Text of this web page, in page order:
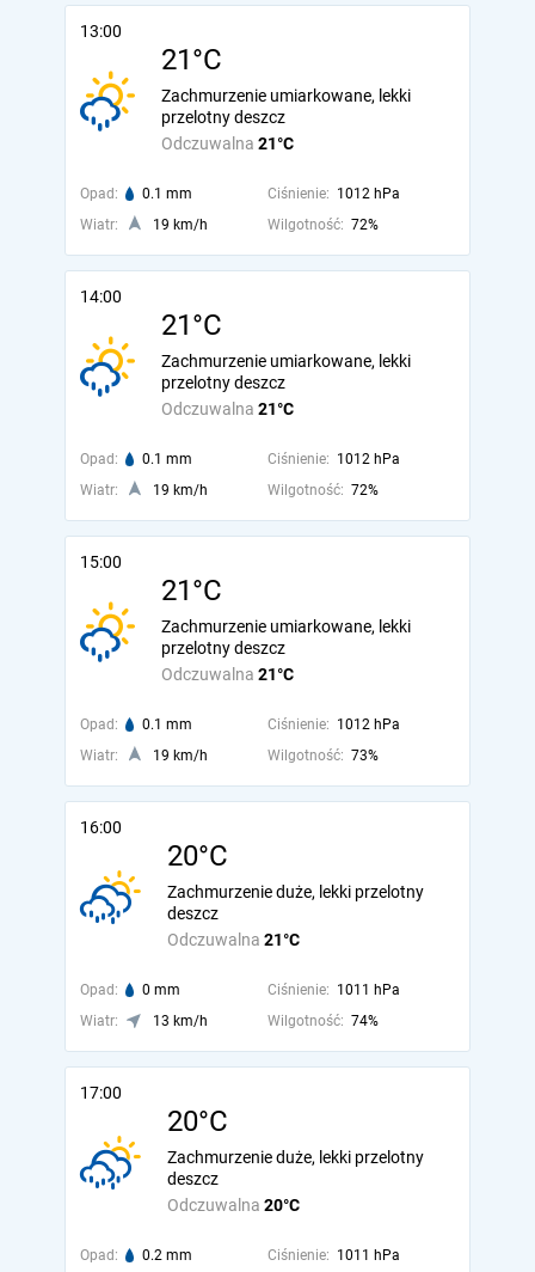
13:00
21°C
Odczuwalna 21°C
Zachmurzenie umiarkowane, lekki
przelotny deszcz
Opad: 0.1 mm Ciśnienie: 1012 hPa
Wiatr:
19 km/h Wilgotność: 72%
14:00
21°C
Odczuwalna 21°C
Zachmurzenie umiarkowane, lekki
przelotny deszcz
Opad: 0.1 mm Ciśnienie: 1012 hPa
Wiatr:
19 km/h Wilgotność: 72%
15:00
21°C
Odczuwalna 21°C
Zachmurzenie umiarkowane, lekki
przelotny deszcz
Opad: 0.1 mm Ciśnienie: 1012 hPa
Wiatr:
19 km/h Wilgotność: 73%
16:00
20°C
Odczuwalna 21°C
Zachmurzenie duże, lekki przelotny
deszcz
Opad: 0 mm Ciśnienie: 1011 hPa
Wiatr:
13 km/h Wilgotność: 74%
17:00
20°C
Odczuwalna 20°C
Zachmurzenie duże, lekki przelotny
deszcz
Opad: 0.2 mm Ciśnienie: 1011 hPa